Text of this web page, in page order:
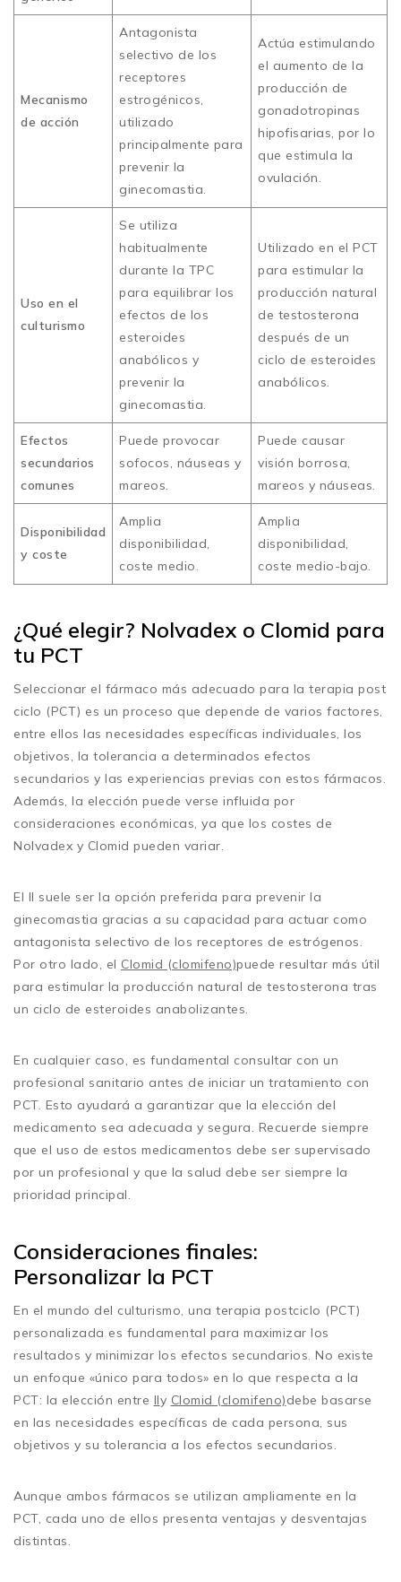
Mecanismo
de acción
Antagonista
selectivo de los
receptores
estrogénicos,
utilizado
principalmente para
prevenir la
ginecomastia.
Actúa estimulando
el aumento de la
producción de
gonadotropinas
hipofisarias, por lo
que estimula la
ovulación.
Uso en el
culturismo
Se utiliza
habitualmente
durante la TPC
para equilibrar los
efectos de los
esteroides
anabólicos y
prevenir la
ginecomastia.
Utilizado en el PCT
para estimular la
producción natural
de testosterona
después de un
ciclo de esteroides
anabólicos.
Efectos
secundarios
comunes
Puede provocar
sofocos, náuseas y
mareos.
Puede causar
visión borrosa,
mareos y náuseas.
Disponibilidad
y coste
Amplia
disponibilidad,
coste medio.
Amplia
disponibilidad,
coste medio-bajo.
¿Qué elegir? Nolvadex o Clomid para
tu PCT
Seleccionar el fármaco más adecuado para la terapia post
ciclo (PCT) es un proceso que depende de varios factores,
entre ellos las necesidades específicas individuales, los
objetivos, la tolerancia a determinados efectos
secundarios y las experiencias previas con estos fármacos.
Además, la elección puede verse influida por
consideraciones económicas, ya que los costes de
Nolvadex y Clomid pueden variar.
El Il suele ser la opción preferida para prevenir la
ginecomastia gracias a su capacidad para actuar como
antagonista selectivo de los receptores de estrógenos.
Por otro lado, el Clomid (clomifeno)puede resultar más útil
para estimular la producción natural de testosterona tras
un ciclo de esteroides anabolizantes.
En cualquier caso, es fundamental consultar con un
profesional sanitario antes de iniciar un tratamiento con
PCT. Esto ayudará a garantizar que la elección del
medicamento sea adecuada y segura. Recuerde siempre
que el uso de estos medicamentos debe ser supervisado
por un profesional y que la salud debe ser siempre la
prioridad principal.
Consideraciones finales:
Personalizar la PCT
En el mundo del culturismo, una terapia postciclo (PCT)
personalizada es fundamental para maximizar los
resultados y minimizar los efectos secundarios. No existe
un enfoque «único para todos» en lo que respecta a la
PCT: la elección entre Ily Clomid (clomifeno)debe basarse
en las necesidades específicas de cada persona, sus
objetivos y su tolerancia a los efectos secundarios.
Aunque ambos fármacos se utilizan ampliamente en la
PCT, cada uno de ellos presenta ventajas y desventajas
distintas.